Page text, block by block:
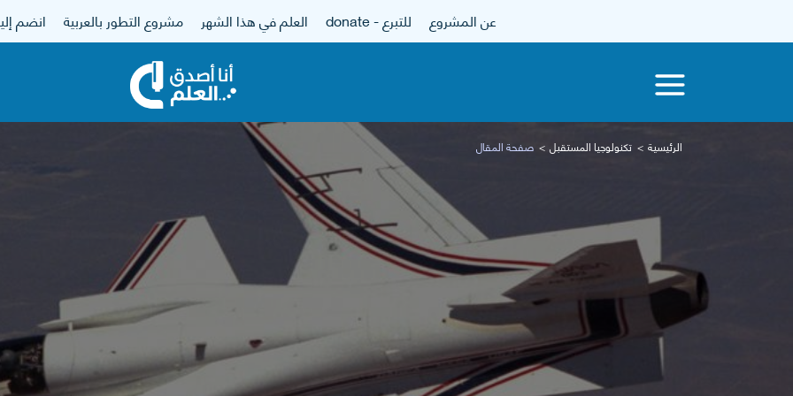
عن المشروع للتبرع - donate العلم في هذا الشهر مشروع التطور بالعربية انضم
الرئيسية تكنولوجيا المستقبل صفحة المقال